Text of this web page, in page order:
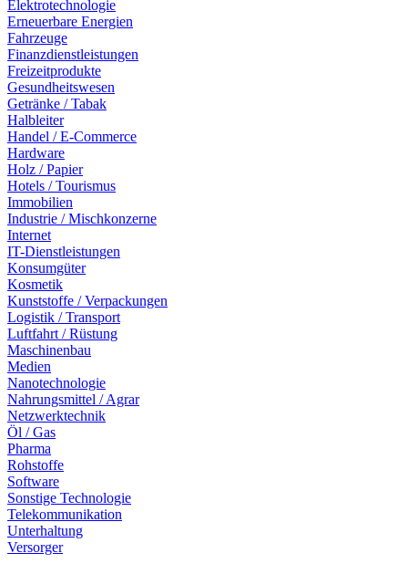
Elektrotechnologie
Erneuerbare Energien
Fahrzeuge
Finanzdienstleistungen
Freizeitprodukte
Gesundheitswesen
Getränke / Tabak
Halbleiter
Handel / E-Commerce
Hardware
Holz / Papier
Hotels / Tourismus
Immobilien
Industrie / Mischkonzerne
Internet
IT-Dienstleistungen
Konsumgüter
Kosmetik
Kunststoffe / Verpackungen
Logistik / Transport
Luftfahrt / Rüstung
Maschinenbau
Medien
Nanotechnologie
Nahrungsmittel / Agrar
Netzwerktechnik
Öl / Gas
Pharma
Rohstoffe
Software
Sonstige Technologie
Telekommunikation
Unterhaltung
Versorger